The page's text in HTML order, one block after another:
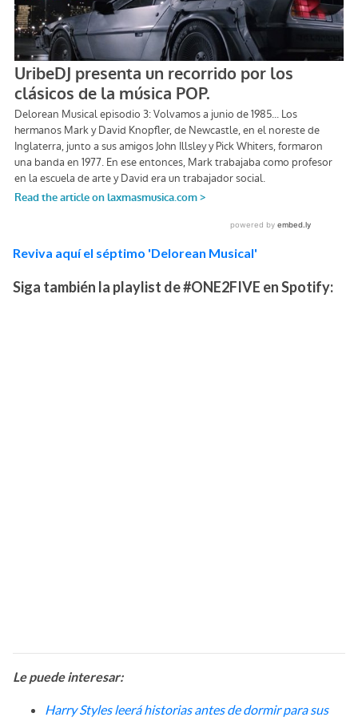
Reviva aquí el séptimo 'Delorean Musical'
Siga también la playlist de #ONE2FIVE en Spotify:
Le puede interesar:
Harry Styles leerá historias antes de dormir para sus